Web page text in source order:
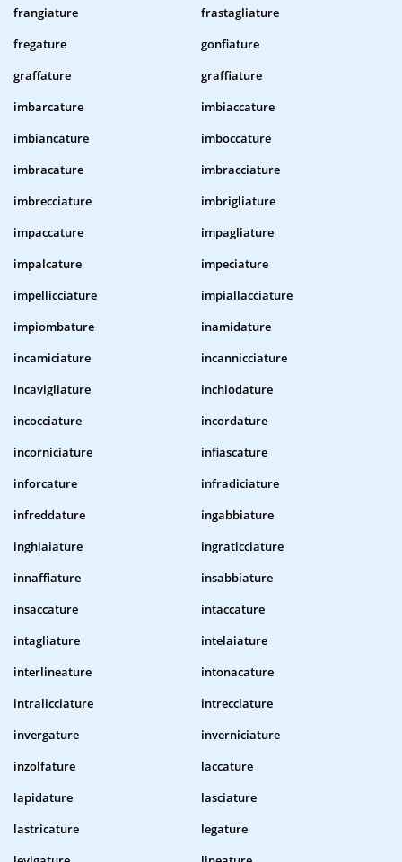
frangiature
frastagliature
fregature
gonfiature
graffature
graffiature
imbarcature
imbiaccature
imbiancature
imboccature
imbracature
imbracciature
imbrecciature
imbrigliature
impaccature
impagliature
impalcature
impeciature
impellicciature
impiallacciature
impiombature
inamidature
incamiciature
incannicciature
incavigliature
inchiodature
incocciature
incordature
incorniciature
infiascature
inforcature
infradiciature
infreddature
ingabbiature
inghiaiature
ingraticciature
innaffiature
insabbiature
insaccature
intaccature
intagliature
intelaiature
interlineature
intonacature
intralicciature
intrecciature
invergature
inverniciature
inzolfature
laccature
lapidature
lasciature
lastricature
legature